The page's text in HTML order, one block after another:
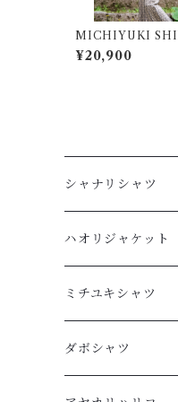
MICHIYUKI
| 267010
¥20,900
シャナリシャツ
長袖
XL
L
半袖
XL
L
ハオリジャケット
L
M
ミチユキシャツ
L
ダボシャツ